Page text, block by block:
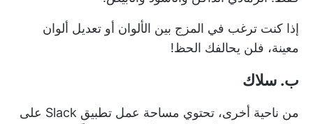
إذا كنت ترغب في المزج بين الألوان أو تعديل ألوان
معينة، فلن يحالفك الحظ!
ب. سلاك
من ناحية أخرى، تحتوي مساحة عمل تطبيق Slack على